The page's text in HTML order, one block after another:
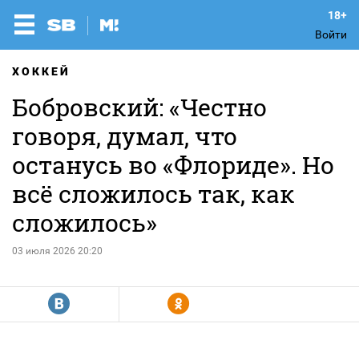
Войти
ХОККЕЙ
Бобровский: «Честно
говоря, думал, что
останусь во «Флориде». Но
всё сложилось так, как
сложилось»
03 июля 2026 20:20
R Y